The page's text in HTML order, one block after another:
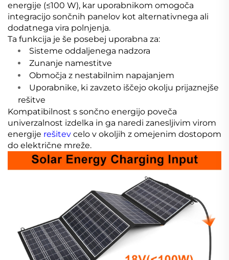
energije (≤100 W), kar uporabnikom omogoča
integracijo sončnih panelov kot alternativnega ali
dodatnega vira polnjenja.
Ta funkcija je še posebej uporabna za:
Sisteme oddaljenega nadzora
Zunanje namestitve
Območja z nestabilnim napajanjem
Uporabnike, ki zavzeto iščejo okolju prijaznejše
rešitve
Kompatibilnost s sončno energijo poveča
univerzalnost izdelka in ga naredi zanesljivim virom
energije rešitev celo v okoljih z omejenim dostopom
do električne mreže.